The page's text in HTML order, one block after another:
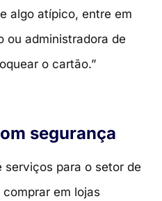
algo atípico, entre em
ou administradora de
o cartão.”
segurança
serviços para o setor de
em lojas